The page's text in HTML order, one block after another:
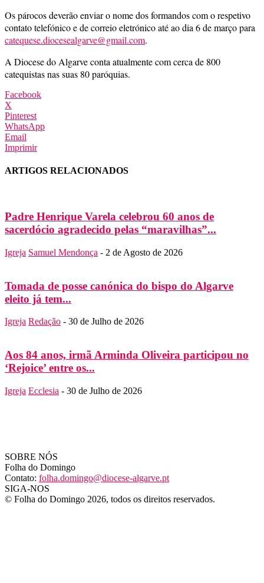
Os párocos deverão enviar o nome dos formandos com o respetivo
contato telefónico e de correio eletrónico até ao dia 6 de março para
catequese.diocesealgarve@gmail.com.
A Diocese do Algarve conta atualmente com cerca de 800
catequistas nas suas 80 paróquias.
Facebook
X
Pinterest
WhatsApp
Email
Imprimir
ARTIGOS RELACIONADOS
Padre Henrique Varela celebrou 60 anos de
sacerdócio agradecido pelas “maravilhas”...
Igreja Samuel Mendonça - 2 de Agosto de 2026
Tomada de posse canónica do bispo do Algarve
eleito já tem...
Igreja Redação - 30 de Julho de 2026
Aos 84 anos, irmã Arminda Oliveira participou no
‘Rejoice’ entre os...
Igreja Ecclesia - 30 de Julho de 2026
SOBRE NÓS
Folha do Domingo
Contato: folha.domingo@diocese-algarve.pt
SIGA-NOS
© Folha do Domingo 2026, todos os direitos reservados.